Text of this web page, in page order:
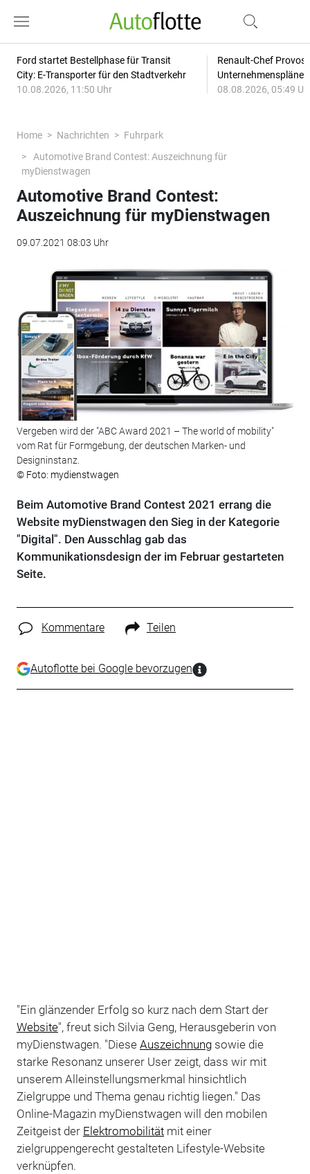
Ford startet Bestellphase für Transit
City: E-Transporter für den Stadtverkehr
10.08.2026, 11:50 Uhr
Renault-Chef
08.08.2026, 05:49
Home Nachrichten
Fuhrpark
Automotive Brand Contest: Auszeichnung für
myDienstwagen
Automotive Brand Contest:
Auszeichnung für myDienstwagen
09.07.2021 08:03 Uhr
Vergeben wird der "ABC Award 2021 – The world of mobility"
vom Rat für Formgebung, der deutschen Marken- und
Designinstanz.
© Foto: mydienstwagen
Beim Automotive Brand Contest 2021 errang die
Website myDienstwagen den Sieg in der Kategorie
"Digital". Den Ausschlag gab das
Kommunikationsdesign der im Februar gestarteten
Seite.
Kommentare Teilen
Autoflotte bei Google bevorzugen
"Ein glänzender Erfolg so kurz nach dem Start der
Website", freut sich Silvia Geng, Herausgeberin von
myDienstwagen. "Diese Auszeichnungsowie die
starke Resonanz unserer User zeigt, dass wir mit
unserem Alleinstellungsmerkmal hinsichtlich
Zielgruppe und Thema genau richtig liegen." Das
Online-Magazin myDienstwagen will den mobilen
Zeitgeist der Elektromobilitätmit einer
zielgruppengerecht gestalteten Lifestyle-Website
verknüpfen.